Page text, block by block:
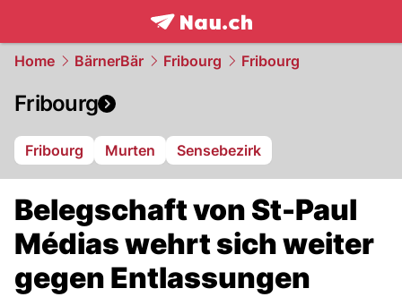
frontpage.NAU.ch
Home BärnerBär Fribourg Fribourg
Fribourg
Fribourg Murten Sensebezirk
Belegschaft von St-Paul
Médias wehrt sich weiter
gegen Entlassungen